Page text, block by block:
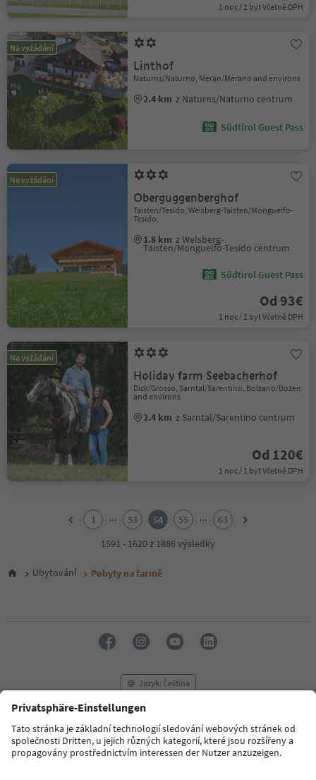
1 noc / 1 byt Včetně DPH
Na vyžádání
Linthof
Naturns/Naturno, Meran/Merano and environs
2.4 km z Naturns/Naturno centrum
Südtirol Guest Pass
Na vyžádání
Oberguggenberghof
Taisten/Tesido, Welsberg-Taisten/Monguelfo-
Tesido,
1.8 km z Welsberg-
Taisten/Monguelfo-Tesido centrum
Südtirol Guest Pass
Od 93€
1 noc / 1 byt Včetně DPH
Na vyžádání
Holiday farm Seebacherhof
Dick/Grosso, Sarntal/Sarentino, Bolzano/Bozen
and environs
2.4 km z Sarntal/Sarentino centrum
Od 120€
1 noc / 1 byt Včetně DPH
6
16
17
18
19
1 ... 53 54 55 ...
63
1591 - 1620 z 1886 výsledky
Ubytování Pobyty na farmě
Jazyk: Čeština
FAQ Kontaktujte nás Tisk
MICE
Zásady ochrany osobních údajů
Podmínky a ujednání
Tiráž